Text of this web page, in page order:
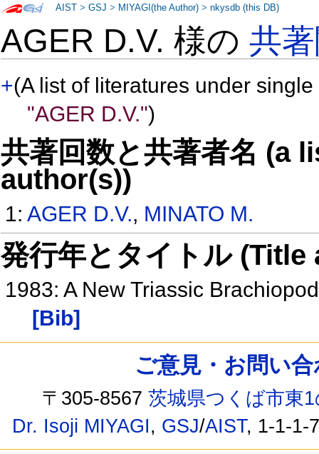
AGER D.V. 様の共
+(A list of literatures under
"AGER D.V.")
共著回数と共著者名 (a
author(s))
1:AGER D.V., MINATO M.
発行年とタイトル
1983: A New Triassic
[Bib]
AIST >GSJ > MIYAGI(the Author) >nkysdb (this DB)
ご意見・お問い
〒305-8567茨城県つくば市東
Dr. Isoji MIYAGI, GSJ/AIST, 1-1-1-